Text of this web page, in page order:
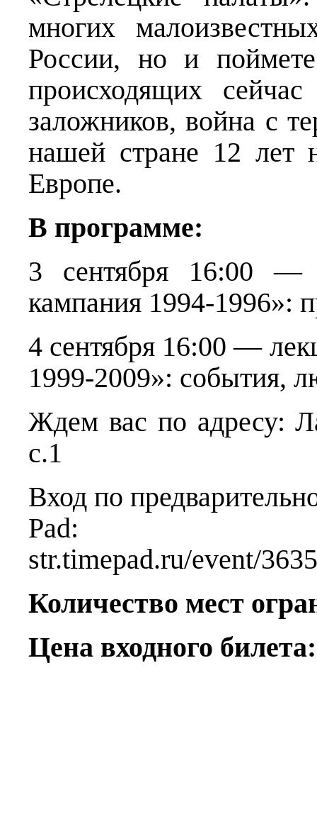
многих
России, но и
происходящих
заложников, война с
нашей стране 12 лет
Европе.
В программе:
3 сентября 16:00 —
кампания 1994-1996»:
4 сентября 16:00 —
1999-2009»: события,
Ждем вас по адресу:
с.1
Вход по
str.timepad.ru/event/
Количество мест
Цена входного